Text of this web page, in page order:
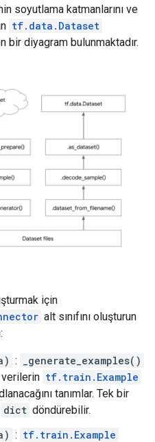
soyutlama katmanlarını ve
tf.data.Dataset
diyagram bulunmaktadır.
için
alt sınıfını oluşturun
:
_generate_examples()
tf.train.Example
tanımlar. Tek bir
dict döndürebilir.
: tf.train.Example